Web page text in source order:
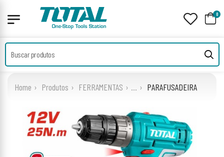
0
Home Produtos FERRAMENTAS ... PARAFUSADEIRA